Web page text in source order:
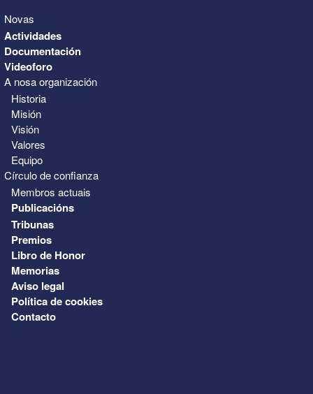
Novas
Actividades
Documentación
Videoforo
A nosa organización
Historia
Misión
Visión
Valores
Equipo
Círculo de confianza
Membros actuais
Publicacións
Tribunas
Premios
Libro de Honor
Memorias
Aviso legal
Política de cookies
Contacto